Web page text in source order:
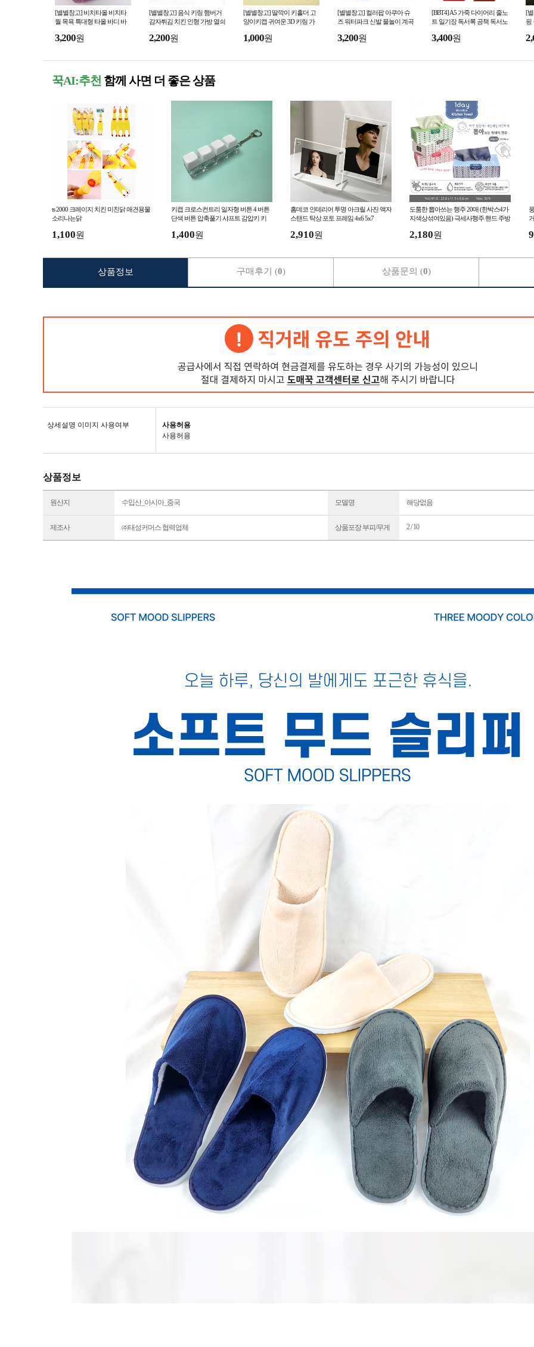
[별별창고] 비치타올 비치타
월 목욕 특대형 타올 바디 바
디타월
3,200원
[별별창고] 음식 키링 햄버거
감자튀김 치킨 인형 가방 열쇠
지 백꾸
2,200원
[별별창고] 딸깍이 키홀더 고
양이키캡 귀여운 3D 키링 가
1,000원
[별별창고] 컬러팝 아쿠아 슈
즈 워터파크 신발 물놀이 계곡
장
3,200원
[BBT4] A5 가죽 다이어리 줄노
트 일기장 독서록 공책 독서노
트
3,400원
[
핑
꾹AI:추천 함께 사면 더 좋은 상품
ts 2000 크레이지 치킨 미친닭 애견용물
소리나는닭
1,100원
키캡 크로스컨트리 일자형 버튼 4 버튼
단색 버튼 압축풀기 샤프트 감압키 키
1,400원
홈데코 인테리어 투명 아크릴 사진 액자
스탠드 탁상 포토 프레임 4x6 5x7
2,910원
도툼한 뽑아쓰는 행주 20매 (한박스4가
지색상섞여있음) 극세사행주 핸드 주방
2,180원
상세설명 이미지 사용여부
사용허용
사용허용
상품정보
원산지 수입산_아시아_중국 모델명 해당없음
제조사 ㈜태성커머스 협력업체 상품포장 부피/무게 2 / 10
상품정보 구매후기 (0) 상품문의 (0)